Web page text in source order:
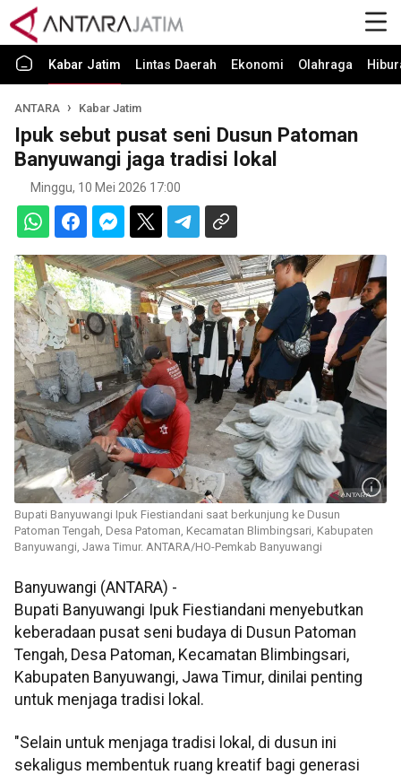
Kabar Jatim Lintas Daerah Ekonomi Olahraga
ANTARA Kabar Jatim
Ipuk sebut pusat seni Dusun Patoman
Banyuwangi jaga tradisi lokal
Minggu, 10 Mei 2026 17:00
Bupati Banyuwangi Ipuk Fiestiandani saat berkunjung ke Dusun
Patoman Tengah, Desa Patoman, Kecamatan Blimbingsari, Kabupaten
Banyuwangi, Jawa Timur. ANTARA/HO-Pemkab Banyuwangi
Banyuwangi (ANTARA) -
Bupati Banyuwangi Ipuk Fiestiandani menyebutkan
keberadaan pusat seni budaya di Dusun Patoman
Tengah, Desa Patoman, Kecamatan Blimbingsari,
Kabupaten Banyuwangi, Jawa Timur, dinilai penting
untuk menjaga tradisi lokal.
"Selain untuk menjaga tradisi lokal, di dusun ini
sekaligus membentuk ruang kreatif bagi generasi